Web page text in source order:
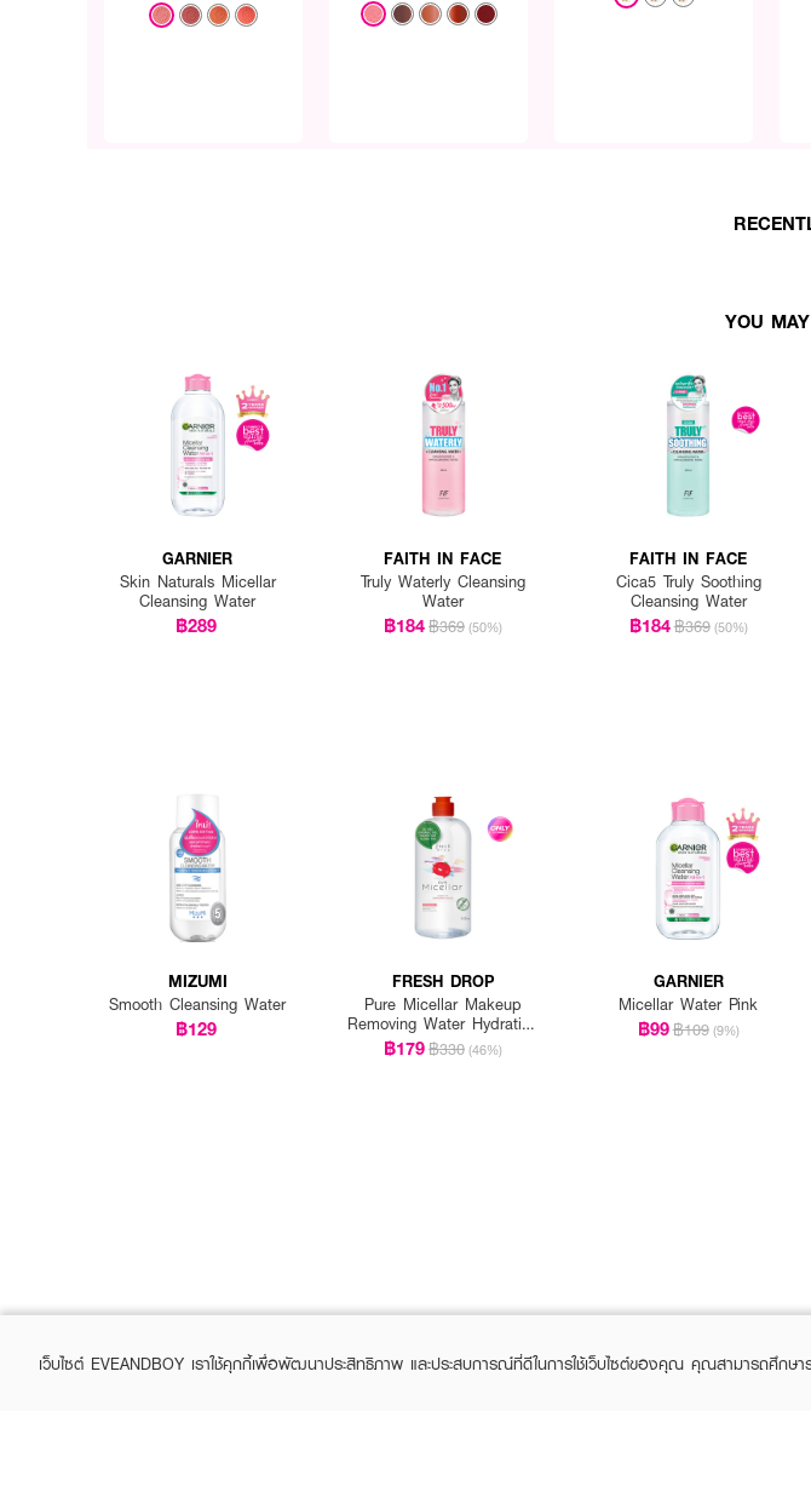
YOU
GARNIER
Skin Naturals Micellar
Cleansing Water
฿289
FAITH IN FACE
Truly Waterly Cleansing
Water
฿184฿369 (50%)
FAITH IN FACE
Cica5 Truly Soothing
Cleansing Water
฿184฿369 (50%)
MIZUMI
Smooth Cleansing Water
฿129
FRESH DROP
Pure Micellar Makeup
Removing Water Hydrating
Formula
฿179฿330 (46%)
GARNIER
Micellar Water Pink
฿99฿109 (9%)
เว็บไซต์ EVEANDBOY เราใช้คุกกี้เพื่อพัฒนาประสิทธิภาพ และประสบการณ์ที่ดีในการใช้เว็บไซต์ของคุณ คุณสามารถศึกษาร